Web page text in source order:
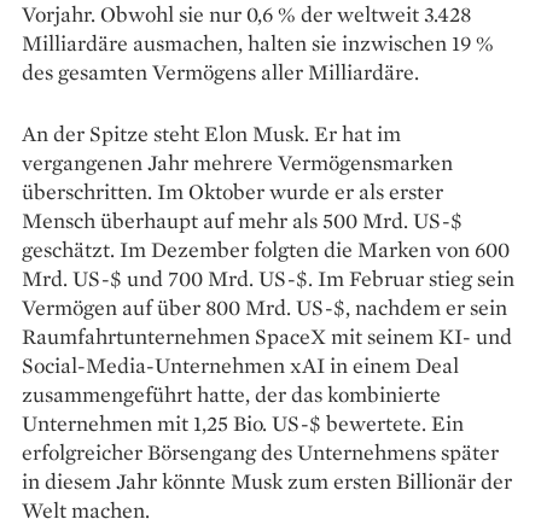
Vorjahr. Obwohl sie nur 0,6 % der weltweit 3.428
Milliardäre ausmachen, halten sie inzwischen 19 %
des gesamten Vermögens aller Milliardäre.
An der Spitze steht Elon Musk. Er hat im
vergangenen Jahr mehrere Vermögensmarken
überschritten. Im Oktober wurde er als erster
Mensch überhaupt auf mehr als 500 Mrd. US-$
geschätzt. Im Dezember folgten die Marken von 600
Mrd. US-$ und 700 Mrd. US-$. Im Februar stieg sein
Vermögen auf über 800 Mrd. US-$, nachdem er sein
Raumfahrtunternehmen SpaceX mit seinem KI- und
Social-Media-Unternehmen xAI in einem Deal
zusammengeführt hatte, der das kombinierte
Unternehmen mit 1,25 Bio. US-$ bewertete. Ein
erfolgreicher Börsengang des Unternehmens später
in diesem Jahr könnte Musk zum ersten Billionär der
Welt machen.